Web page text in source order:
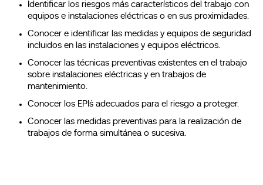
Identificar los riesgos más característicos del trabajo con
equipos e instalaciones eléctricas o en sus proximidades.
Conocer e identificar las medidas y equipos de seguridad
incluidos en las instalaciones y equipos eléctricos.
Conocer las técnicas preventivas existentes en el trabajo
sobre instalaciones eléctricas y en trabajos de
mantenimiento.
Conocer los EPI´s adecuados para el riesgo a proteger.
Conocer las medidas preventivas para la realización de
trabajos de forma simultánea o sucesiva.